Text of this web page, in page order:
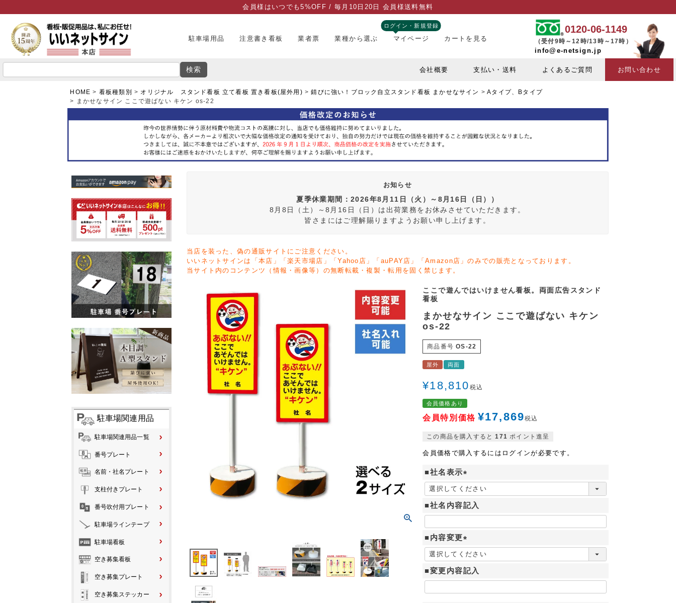
会員様はいつでも5%OFF / 毎月10日20日 会員様送料無料
駐車場用品 注意書き看板 業者票 業種から選ぶ
ログイン・新規登録
マイページ カートを見る
0120-06-1149
（受付9時～12時/13時～17時）
info@e-netsign.jp
検索 会社概要 支払い・送料 よくあるご質問 お問い合わせ
HOME 看板種類別 オリジナル スタンド看板 立て看板 置き看板(屋外用) 錆びに強い！ブロック自立スタンド看板 まかせなサイン
Aタイプ、Bタイプ
まかせなサイン ここで遊ばない キケン os-22
駐車場関連用品
駐車場関連用品一覧
番号プレート
名前・社名プレート
支柱付きプレート
番号吹付用プレート
駐車場ラインテープ
駐車場看板
空き募集看板
空き募集プレート
空き募集ステッカー
お知らせ
夏季休業期間：2026年8月11日（火）～8月16日（日））
8月8日（土）～8月16日（日）は出荷業務をお休みさせていただきます。
皆さまにはご理解賜りますようお願い申し上げます。
当店を装った、偽の通販サイトにご注意ください。
いいネットサインは「本店」「楽天市場店」「Yahoo店」「auPAY店」「Amazon店」のみでの販売となっております。
当サイト内のコンテンツ（情報・画像等）の無断転載・複製・転用を固く禁じます。
ここで遊んではいけません看板。両面広告スタンド
看板
まかせなサイン ここで遊ばない キケン
os-22
商品番号 OS-22
屋外 両面
¥18,810 税込
会員価格あり
会員特別価格 ¥17,869税込
この商品を購入すると 171 ポイント進呈
会員価格で購入するにはログインが必要です。
■社名表示
(
必
須
■社名内容記入
■内容変更
(
必
須
■変更内容記入